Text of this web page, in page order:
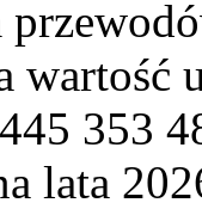
353
lata